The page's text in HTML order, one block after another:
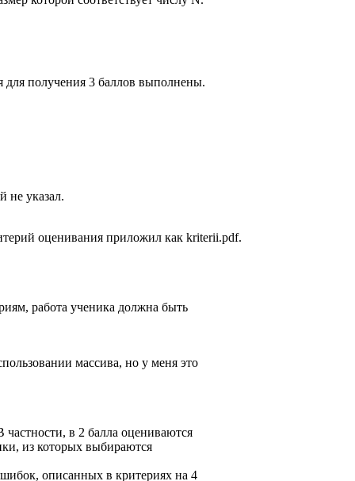
для получения 3 баллов выполнены.
не указал.
оценивания приложил как kriterii.pdf.
работа ученика должна быть
массива, но у меня это
в 2 балла оцениваются
из которых выбираются
описанных в критериях на 4